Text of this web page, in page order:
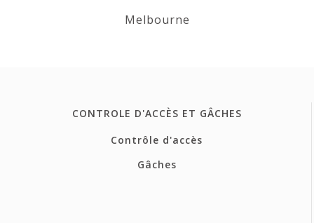
Melbourne
CONTROLE D'ACCÈS ET GÂCHES
Contrôle d'accès
Gâches